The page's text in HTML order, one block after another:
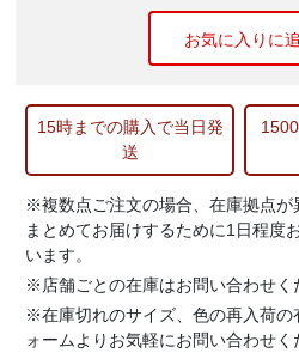
お気に入りに
15時までの購入で当日発
送
※複数点ご注文の場合、在庫拠点が
まとめてお届けするために1日程度
います。
※店舗ごとの在庫はお問い合わせく
※在庫切れのサイズ、色の再入荷の
ォームよりお気軽にお問い合わせく